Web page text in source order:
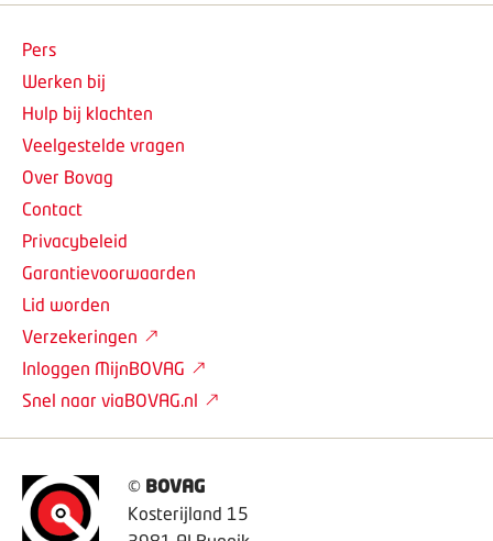
© BOVAG
Kosterijland 15
Pers
Werken bij
Hulp bij klachten
Veelgestelde vragen
Over Bovag
Contact
Privacybeleid
Garantievoorwaarden
Lid worden
Verzekeringen
Inloggen MijnBOVAG
Snel naar viaBOVAG.nl